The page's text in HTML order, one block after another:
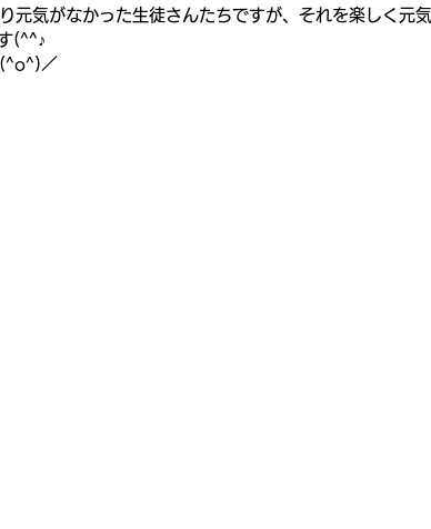
元気がなかった生徒さんたちですが、それを楽しく元
(^^♪
／